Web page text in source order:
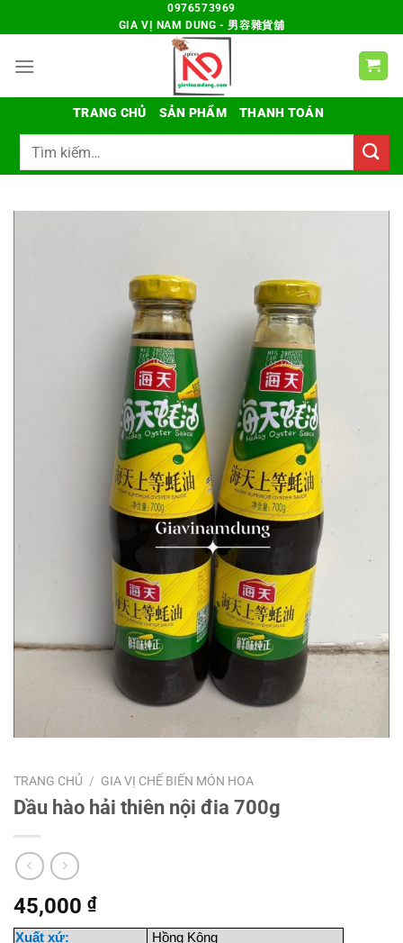
đến
dung
0976573969
GIA VỊ NAM DUNG - 男容雜貨舖
TRANG CHỦ SẢN PHẨM
THANH TOÁN
Tìm
TRANG CHỦ / GIA VỊ CHẾ BIẾN MÓN HOA
Dầu hào hải thiên nội đia 700g
45,000 ₫
Xuất xứ:
Hồng Kông